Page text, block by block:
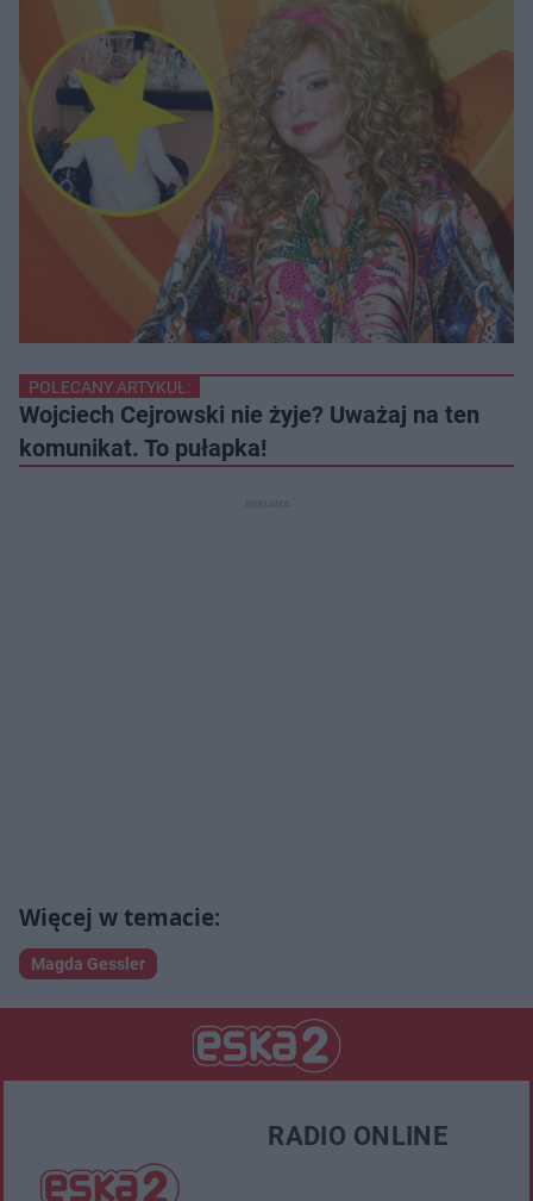
POLECANY ARTYKUŁ:
Wojciech Cejrowski nie żyje? Uważaj na ten
komunikat. To pułapka!
Magda Gessler
RADIO ONLINE